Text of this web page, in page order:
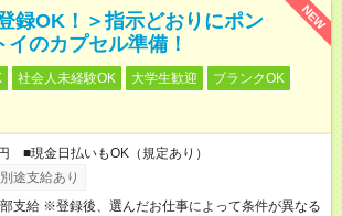
NEW
録OK！＞指示どおりにポン
イのカプセル準備！
社会人未経験OK 大学生歓迎
ブランクOK
■現金日払いもOK（規定あり）
途支給あり
支給 ※登録後、選んだお仕事によって条件が異なる